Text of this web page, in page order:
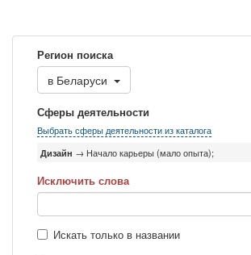
Регион поиска
в Беларуси
Сферы деятельности
Выбрать сферы деятельности из каталога
Дизайн → Начало карьеры (мало опыта);
Исключить слова
Искать только в названии